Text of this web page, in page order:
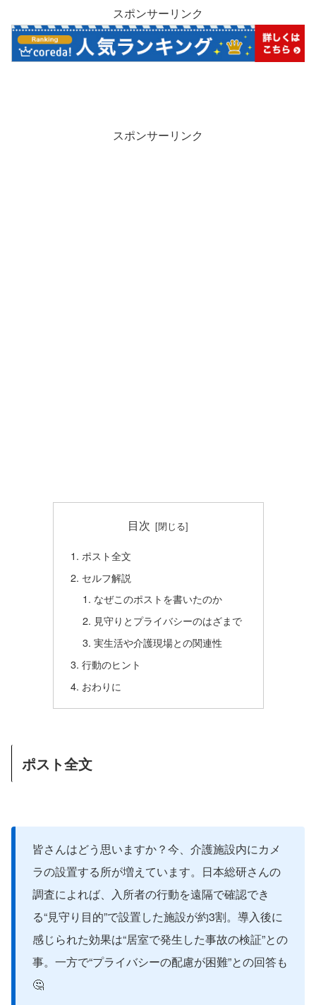
スポンサーリンク
スポンサーリンク
目次
ポスト全文
セルフ解説
なぜこのポストを書いたのか
見守りとプライバシーのはざまで
実生活や介護現場との関連性
行動のヒント
おわりに
ポスト全文
皆さんはどう思いますか？今、介護施設内にカメ
ラの設置する所が増えています。日本総研さんの
調査によれば、入所者の行動を遠隔で確認でき
る“見守り目的”で設置した施設が約3割。導入後に
感じられた効果は“居室で発生した事故の検証”との
事。一方で“プライバシーの配慮が困難”との回答も
🤔